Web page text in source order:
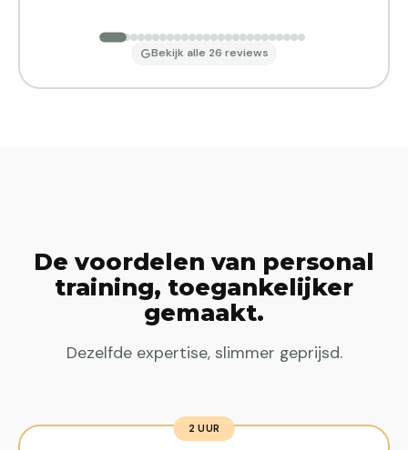
Bekijk alle 26 reviews
De voordelen van personal
training, toegankelijker
gemaakt.
Dezelfde expertise, slimmer geprijsd.
2 UUR